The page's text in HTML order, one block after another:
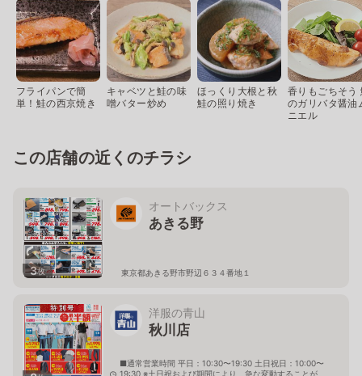
フライパンで簡
単！鮭の西京焼き
キャベツと鮭の味
噌バター炒め
ほっくり大根と秋
鮭の照り焼き
香りもごちそう
のガリバタ醤油
ニエル
この店舗の近くのチラシ
3枚
オートバックス
あきる野
東京都あきる野市野辺６３４番地１
洋服の青山
秋川店
■通常営業時間 平日：10:30〜19:30 土日祝日：10:00〜
19:30 ※土日祝および期間により、急な変動することが